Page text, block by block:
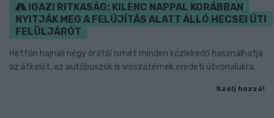
IGAZI RITKASÁG: KILENC NAPPAL KORÁBBAN
NYITJÁK MEG A FELÚJÍTÁS ALATT ÁLLÓ HECSEI ÚTI
FELÜLJÁRÓT
Hétfőn hajnali négy órától ismét minden közlekedő használhatja
az átkelőt, az autóbuszok is visszatérnek eredeti útvonalukra.
Szólj hozzá!